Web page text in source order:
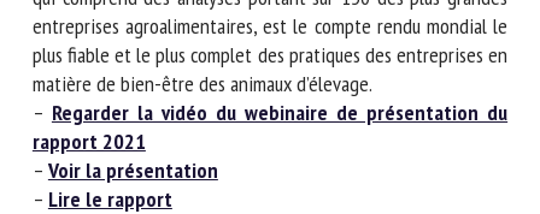
plus grandes entreprises agroalimentaires, est le compte
rendu mondial le plus fiable et le plus complet des pratiques
des entreprises en matière de bien-être des animaux
d’élevage.
–Regarder la vidéo du webinaire de présentation du
rapport 2021
– Voir la présentation
En soumettant ce formulaire, j'accepte que les
informations saisies soient utilisées dans le cadre de la
relation avec le CNR BEA. *
Les champs suivis de * sont obligatoires